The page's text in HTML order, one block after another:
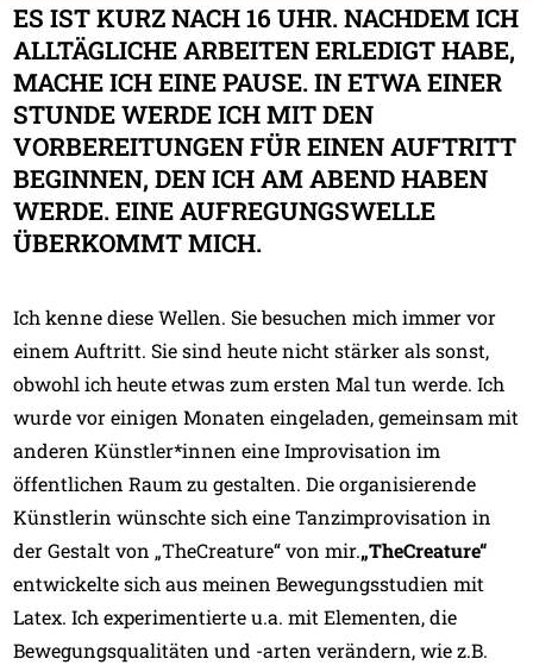
ES IST KURZ NACH 16 UHR. NACHDEM ICH
ALLTÄGLICHE ARBEITEN ERLEDIGT HABE,
MACHE ICH EINE PAUSE. IN ETWA EINER
STUNDE WERDE ICH MIT DEN
VORBEREITUNGEN FÜR EINEN AUFTRITT
BEGINNEN, DEN ICH AM ABEND HABEN
WERDE. EINE AUFREGUNGSWELLE
ÜBERKOMMT MICH.
Ich kenne diese Wellen. Sie besuchen mich immer vor
einem Auftritt. Sie sind heute nicht stärker als sonst,
obwohl ich heute etwas zum ersten Mal tun werde. Ich
wurde vor einigen Monaten eingeladen, gemeinsam mit
anderen Künstler*innen eine Improvisation im
öffentlichen Raum zu gestalten. Die organisierende
Künstlerin wünschte sich eine Tanzimprovisation in
der Gestalt von „TheCreature“ von mir.„TheCreature“
entwickelte sich aus meinen Bewegungsstudien mit
Latex. Ich experimentierte u.a. mit Elementen, die
Bewegungsqualitäten und -arten verändern, wie z.B.